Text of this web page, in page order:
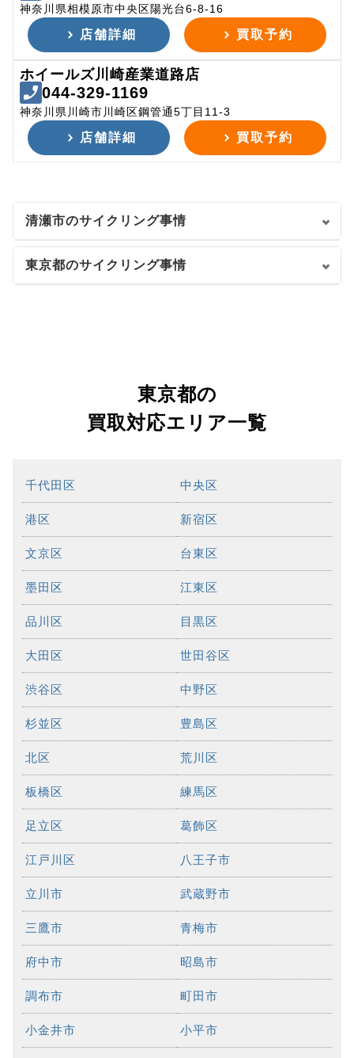
神奈川県相模原市中央区陽光台6-8-16
店舗詳細 買取予約
ホイールズ川崎産業道路店
044-329-1169
神奈川県川崎市川崎区鋼管通5丁目11-3
店舗詳細 買取予約
清瀬市のサイクリング事情
東京都のサイクリング事情
東京都の
買取対応エリア一覧
千代田区 中央区
港区 新宿区
文京区 台東区
墨田区 江東区
品川区 目黒区
大田区 世田谷区
渋谷区 中野区
杉並区 豊島区
北区 荒川区
板橋区 練馬区
足立区 葛飾区
江戸川区 八王子市
立川市 武蔵野市
三鷹市 青梅市
府中市 昭島市
調布市 町田市
小金井市 小平市